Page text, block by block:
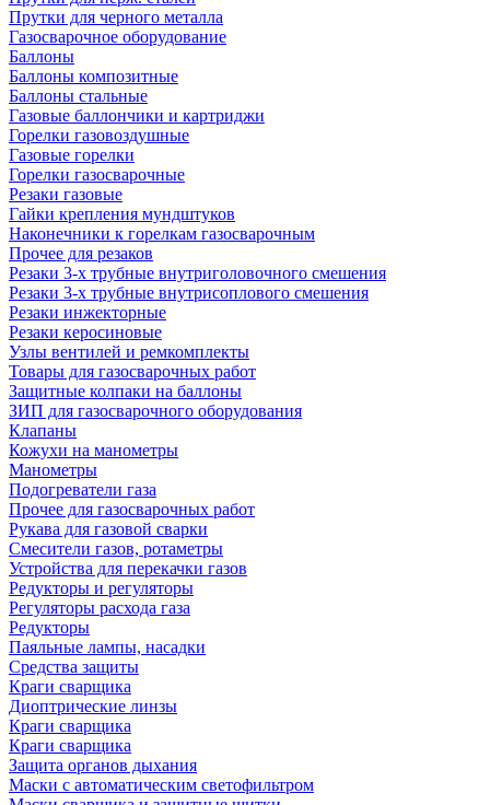
Прутки для черного металла
Газосварочное оборудование
Баллоны
Баллоны композитные
Баллоны стальные
Газовые баллончики и картриджи
Горелки газовоздушные
Газовые горелки
Горелки газосварочные
Резаки газовые
Гайки крепления мундштуков
Наконечники к горелкам газосварочным
Прочее для резаков
Резаки 3-х трубные внутриголовочного смешения
Резаки 3-х трубные внутрисоплового смешения
Резаки инжекторные
Резаки керосиновые
Узлы вентилей и ремкомплекты
Товары для газосварочных работ
Защитные колпаки на баллоны
ЗИП для газосварочного оборудования
Клапаны
Кожухи на манометры
Манометры
Подогреватели газа
Прочее для газосварочных работ
Рукава для газовой сварки
Смесители газов, ротаметры
Устройства для перекачки газов
Редукторы и регуляторы
Регуляторы расхода газа
Редукторы
Паяльные лампы, насадки
Средства защиты
Краги сварщика
Диоптрические линзы
Краги сварщика
Краги сварщика
Защита органов дыхания
Маски с автоматическим светофильтром